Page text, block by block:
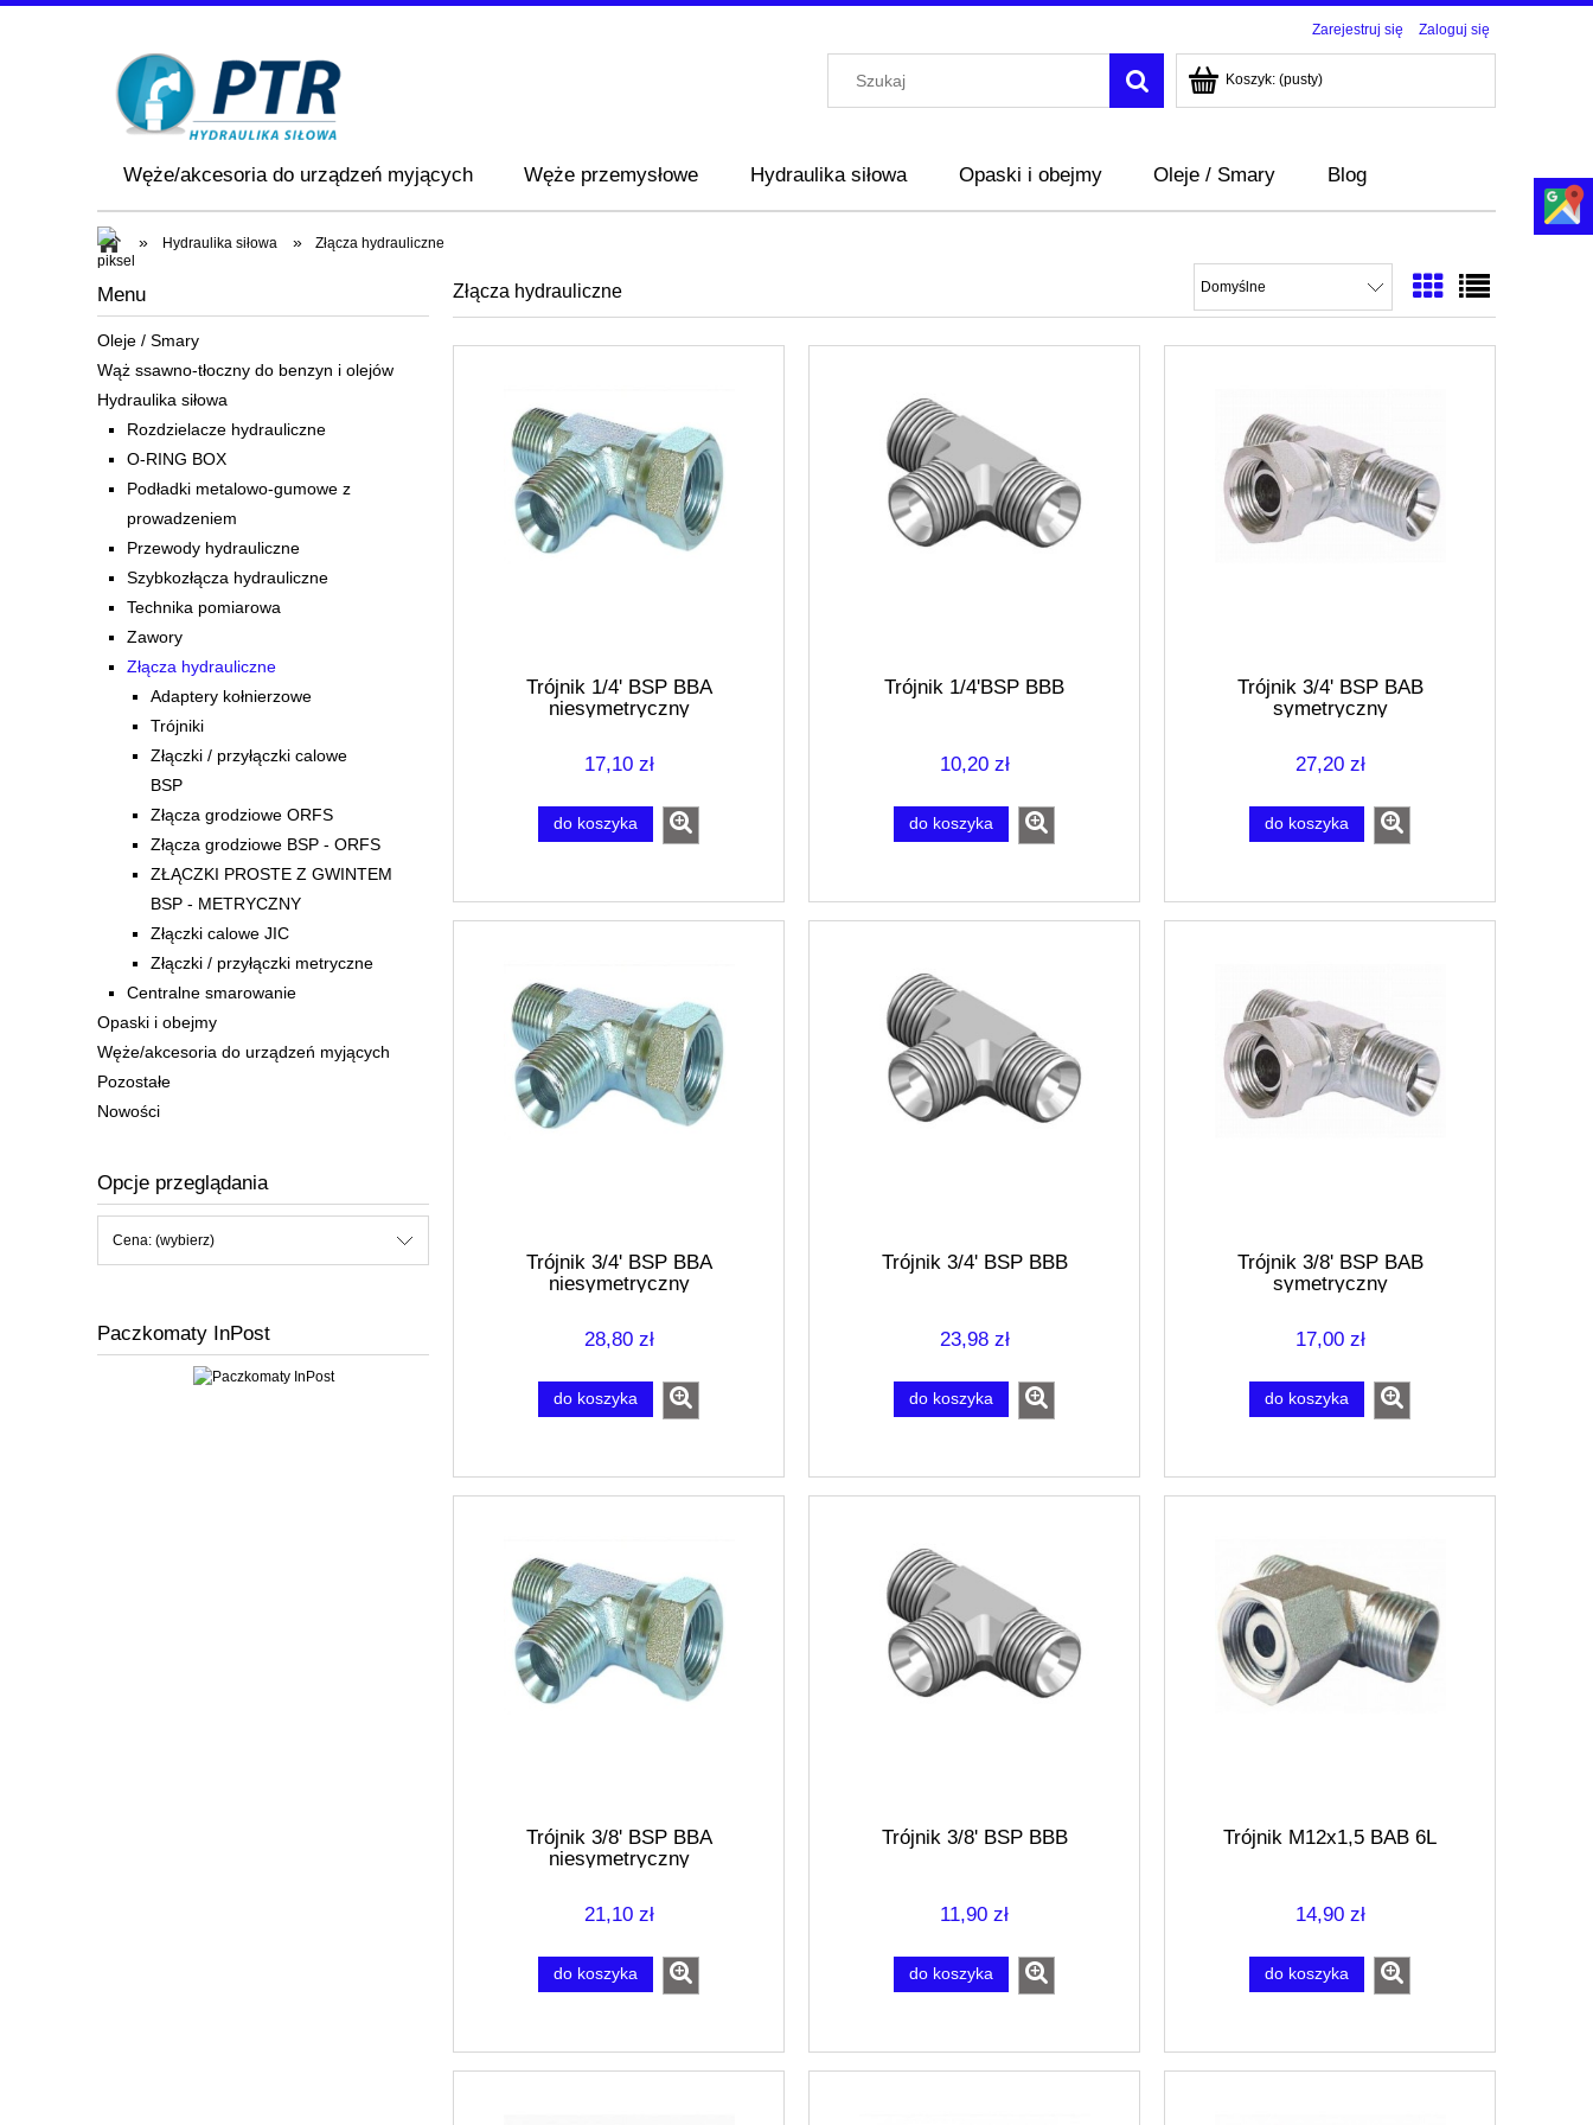
Zarejestruj się Zaloguj się
Koszyk: (pusty)
Węże/akcesoria do urządzeń myjących Węże przemysłowe Hydraulika siłowa Opaski i obejmy Oleje / Smary Blog
» Hydraulika siłowa » Złącza hydrauliczne
Menu
Oleje / Smary
Wąż ssawno-tłoczny do benzyn i olejów
Hydraulika siłowa
Rozdzielacze hydrauliczne
O-RING BOX
Podładki metalowo-gumowe z
prowadzeniem
Przewody hydrauliczne
Szybkozłącza hydrauliczne
Technika pomiarowa
Zawory
Złącza hydrauliczne
Adaptery kołnierzowe
Trójniki
Złączki / przyłączki calowe
BSP
Złącza grodziowe ORFS
Złącza grodziowe BSP - ORFS
ZŁĄCZKI PROSTE Z GWINTEM
BSP - METRYCZNY
Złączki calowe JIC
Złączki / przyłączki metryczne
Centralne smarowanie
Opaski i obejmy
Węże/akcesoria do urządzeń myjących
Pozostałe
Nowości
Opcje przeglądania
Cena: (wybierz)
Paczkomaty InPost
Złącza hydrauliczne
Trójnik 1/4' BSP BBA
niesymetryczny
17,10 zł
do koszyka
Trójnik 1/4'BSP BBB
10,20 zł
do koszyka
Trójnik 3/4' BSP BAB
symetryczny
27,20 zł
do koszyka
Trójnik 3/4' BSP BBA
niesymetryczny
28,80 zł
do koszyka
Trójnik 3/4' BSP BBB
23,98 zł
do koszyka
Trójnik 3/8' BSP BAB
symetryczny
17,00 zł
do koszyka
Trójnik 3/8' BSP BBA
niesymetryczny
21,10 zł
do koszyka
Trójnik 3/8' BSP BBB
11,90 zł
do koszyka
Trójnik M12x1,5 BAB 6L
14,90 zł
do koszyka